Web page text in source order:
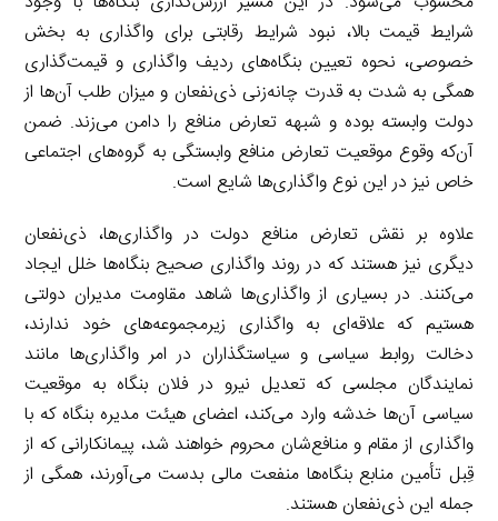
شرایط قیمت بالا، نبود شرایط رقابتی برای واگذاری به بخش
خصوصی، نحوه تعیین بنگاه‌های ردیف واگذاری و قیمت‌گذاری
همگی به شدت به قدرت چانه‌زنی ذی‌نفعان و میزان طلب آن‌ها از
دولت وابسته بوده و شبهه تعارض منافع را دامن می‌زند. ضمن
آن‌که وقوع موقعیت تعارض منافع وابستگی به گروه‌های اجتماعی
خاص نیز در این نوع واگذاری‌ها شایع است.
علاوه بر نقش تعارض منافع دولت در واگذاری‌ها، ذی‌نفعان
دیگری نیز هستند که در روند واگذاری صحیح بنگاه‌ها خلل ایجاد
می‌کنند. در بسیاری از واگذاری‌ها شاهد مقاومت مدیران دولتی
هستیم که علاقه‌ای به واگذاری زیرمجموعه‌های خود ندارند،
دخالت روابط سیاسی و سیاستگذاران در امر واگذاری‌ها مانند
نمایندگان مجلسی که تعدیل نیرو در فلان بنگاه به موقعیت
سیاسی آن‌ها خدشه وارد می‌کند، اعضای هیئت مدیره بنگاه که با
واگذاری از مقام و منافع‌شان محروم خواهند شد، پیمانکارانی که از
قِبل تأمین منابع بنگاه‌ها منفعت مالی بدست می‌آورند، همگی از
جمله این ذی‌نفعان هستند.